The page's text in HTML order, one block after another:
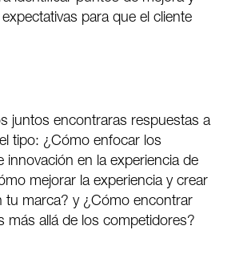
para que el cliente
juntos encontraras respuestas a
tipo: ¿Cómo enfocar los
innovación en la experiencia de
mejorar la experiencia y crear
tu marca? y ¿Cómo encontrar
más allá de los competidores?